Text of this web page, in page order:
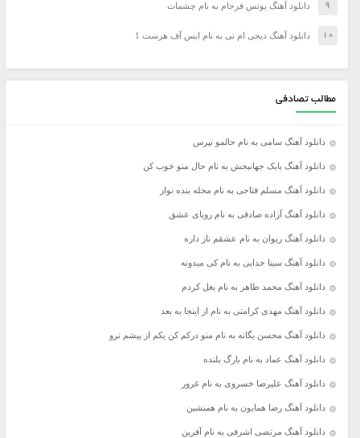
دانلود آهنگ یونس فرجام به نام چشمات
دانلود آهنگ دیجی ام تی به نام ایس آف هرست 1
مطالب تصادفی
دانلود آهنگ سامی به نام حالمو نپرس
دانلود آهنگ بابک جهانبخش به نام حال منو خوب کن
دانلود آهنگ مسلم فتاحی به نام محله بنده نواز
دانلود آهنگ آزاده صادقی به نام رویای عشق
دانلود آهنگ ریوان به نام عشقم ناز داره
دانلود آهنگ سینا خدایی به نام کی میدونه
دانلود آهنگ محمد طاهر به نام بغل کردم
دانلود آهنگ مهدی کرامتی به نام از اینجا به بعد
دانلود آهنگ محسن یگانه به نام منو درکم کن یکم از پیشم نرو
دانلود آهنگ عماد به نام بارگ بلنده
دانلود آهنگ علیرضا خسروی به نام غرور
دانلود آهنگ رضا همایون به نام همنشین
دانلود آهنگ مرتضی اشرفی به نام آفرین